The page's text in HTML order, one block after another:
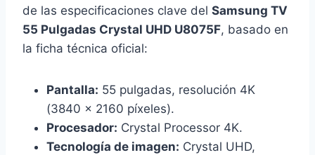
de las especificaciones clave del Samsung TV
55 Pulgadas Crystal UHD U8075F, basado en
la ficha técnica oficial:
Pantalla: 55 pulgadas, resolución 4K
(3840 x 2160 píxeles).
Procesador: Crystal Processor 4K.
Tecnología de imagen: Crystal UHD,